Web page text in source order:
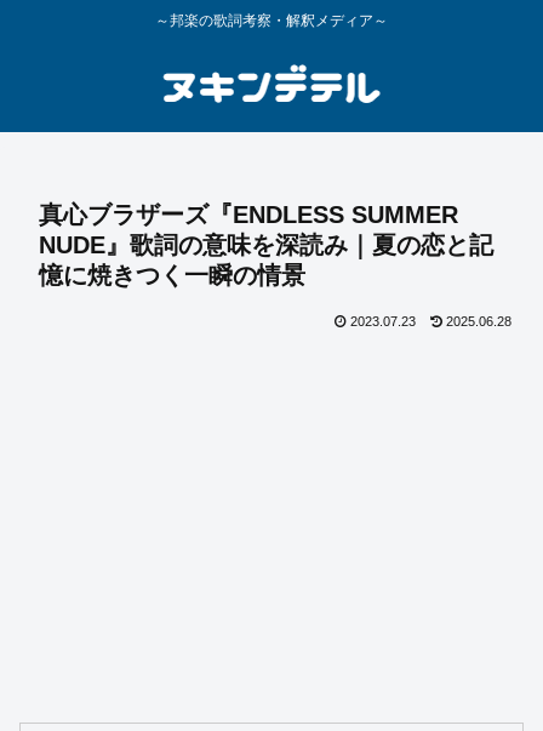
～邦楽の歌詞考察・解釈メディア～
真心ブラザーズ『ENDLESS SUMMER
NUDE』歌詞の意味を深読み｜夏の恋と記
憶に焼きつく一瞬の情景
2023.07.23 2025.06.28